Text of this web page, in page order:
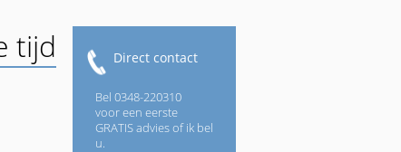
tijd Direct contact
Bel 0348-220310
voor een eerste
GRATIS advies of ik bel
u.